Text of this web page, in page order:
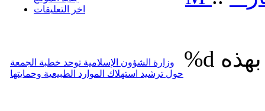
اخر التعليقات
وزارة الشؤون الإسلامية توحد خطبة الجمعة
حول ترشيد استهلاك الموارد الطبيعية وحمايتها
%d